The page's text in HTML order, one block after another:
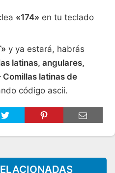
«174» en tu teclado
y ya estará, habrás
latinas, angulares,
Comillas latinas de
código ascii.